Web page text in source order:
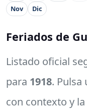
Nov
Dic
Feriados de
Listado oficial
para 1918.
con contexto y